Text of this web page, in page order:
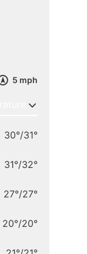
5 mph
30°/31°
31°/32°
27°/27°
20°/20°